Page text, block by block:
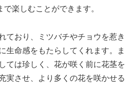
楽しむことができます。
ており、ミツバチやチョウを惹き
生命感をもたらしてくれます。ま
ては珍しく、花が咲く前に花茎を
実させ、より多くの花を咲かせる